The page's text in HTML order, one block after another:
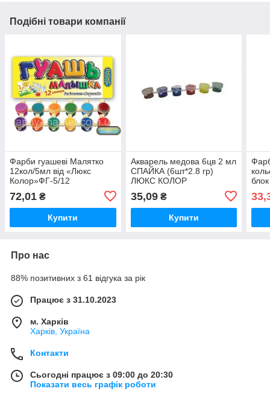
Подібні товари компанії
Фарби гуашеві Малятко
12кол/5мл від «Люкс
Колор»ФГ-5/12
72,01 ₴
Купити
Акварель медова 6цв 2 мл
СПАЙКА (6шт*2.8 гр)
ЛЮКС КОЛОР
35,09₴
Купити
Про нас
88% позитивних з 61 відгука за рік
Працює з 31.10.2023
м. Харків
Харків, Україна
Контакти
Сьогодні працює з 09:00 до 20:30
Показати весь графік роботи